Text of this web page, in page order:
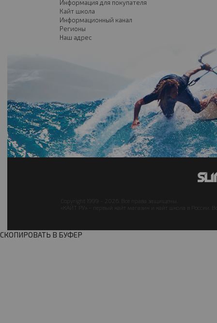
Информация для покупателя
Кайт школа
Информационный канал
Регионы
Наш адрес
Copyright 1999 - 2026. Все права защищены.
«КАЙТ РУ» - первый кайт магазин и кайт школа в России.
СКОПИРОВАТЬ В БУФЕР